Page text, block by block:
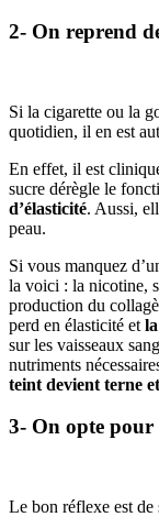
2- On reprend
Si la cigarette ou la
quotidien, il en est
En effet, il est
sucre dérègle le
d’élasticité. Aussi,
peau.
Si vous manquez
la voici : la nicotine,
production du
perd en élasticité et
sur les vaisseaux
nutriments
teint devient terne
3- On opte pour
Le bon réflexe est de